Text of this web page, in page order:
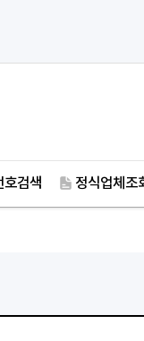
호검색 정식업체조